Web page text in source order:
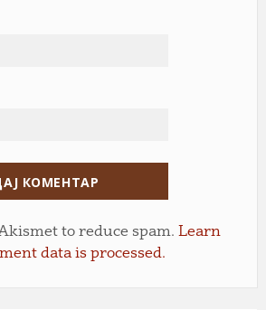
to reduce spam. Learn
data is processed.